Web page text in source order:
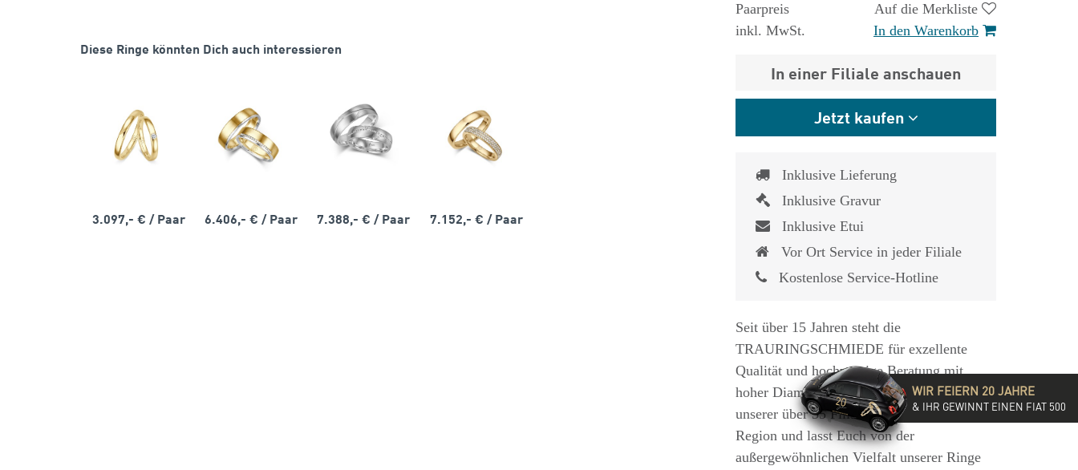
Diese Ringe könnten Dich auch interessieren
3.097,- € / Paar 6.406,- €/ Paar 7.388,- €/ Paar 7.152,- € / Paar
Paarpreis
inkl. MwSt.
Auf die Merkliste
In den Warenkorb
In einer Filiale anschauen
Jetzt kaufen
Inklusive Lieferung
Inklusive Gravur
Inklusive Etui
Vor Ort Service in jeder Filiale
Kostenlose Service-Hotline
Seit über 15 Jahren steht die
TRAURINGSCHMIEDE für exzellente
Qualität und hochwertige Beratung mit
hoher Diamantkompetenz. Besucht eine
unserer über 35 Filialen in der DACH-
Region und lasst Euch von der
außergewöhnlichen Vielfalt unserer Ringe
WIR FEIERN 20 JAHRE
& IHR GEWINNT EINEN FIAT 500